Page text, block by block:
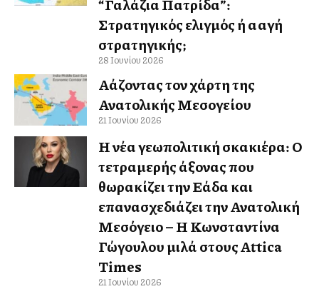
“Γαλάζια Πατρίδα”:
Στρατηγικός ελιγμός ή αλλαγή
στρατηγικής;
28 Ιουνίου 2026
Αλλάζοντας τον χάρτη της
Ανατολικής Μεσογείου
21 Ιουνίου 2026
Η νέα γεωπολιτική σκακιέρα: Ο
τετραμερής άξονας που
θωρακίζει την Ελλάδα και
επανασχεδιάζει την Ανατολική
Μεσόγειο – Η Κωνσταντίνα
Γώγουλου μιλά στους Attica
Times
21 Ιουνίου 2026